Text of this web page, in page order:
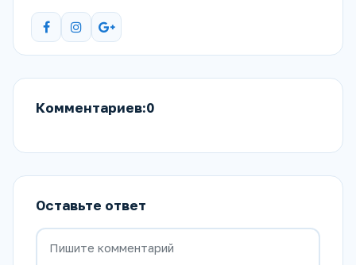
Комментариев:0
Оставьте ответ